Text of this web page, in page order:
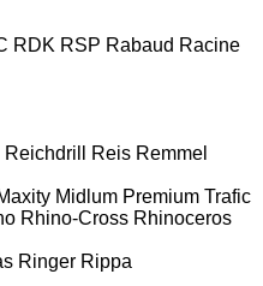
RDK RSP Rabaud Racine
Reichdrill Reis Remmel
Midlum Premium Trafic
Rhino-Cross Rhinoceros
Ringer Rippa